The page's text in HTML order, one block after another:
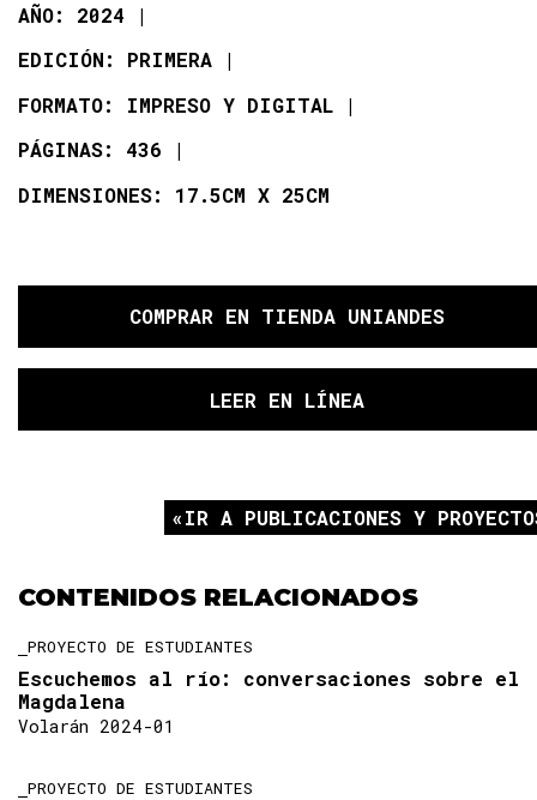
AÑO: 2024
EDICIÓN: PRIMERA
FORMATO: IMPRESO Y DIGITAL
PÁGINAS: 436
DIMENSIONES: 17.5CM X 25CM
COMPRAR EN TIENDA UNIANDES
LEER EN LÍNEA
IR A PUBLICACIONES Y
CONTENIDOS RELACIONADOS
PROYECTO DE ESTUDIANTES
Escuchemos al río: conversaciones sobre el
Magdalena
Volarán 2024-01
PROYECTO DE ESTUDIANTES